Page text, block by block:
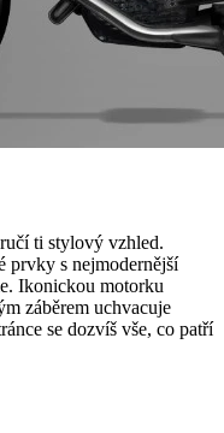
ti stylový vzhled.
prvky s nejmodernější
Ikonickou motorku
záběrem uchvacuje
se dozvíš vše, co patří